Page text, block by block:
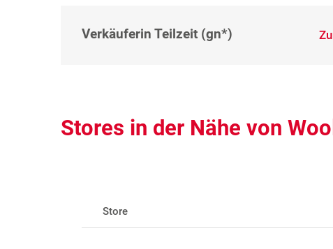
Verkäuferin Teilzeit (gn*)
Stores in der Nähe von
Store